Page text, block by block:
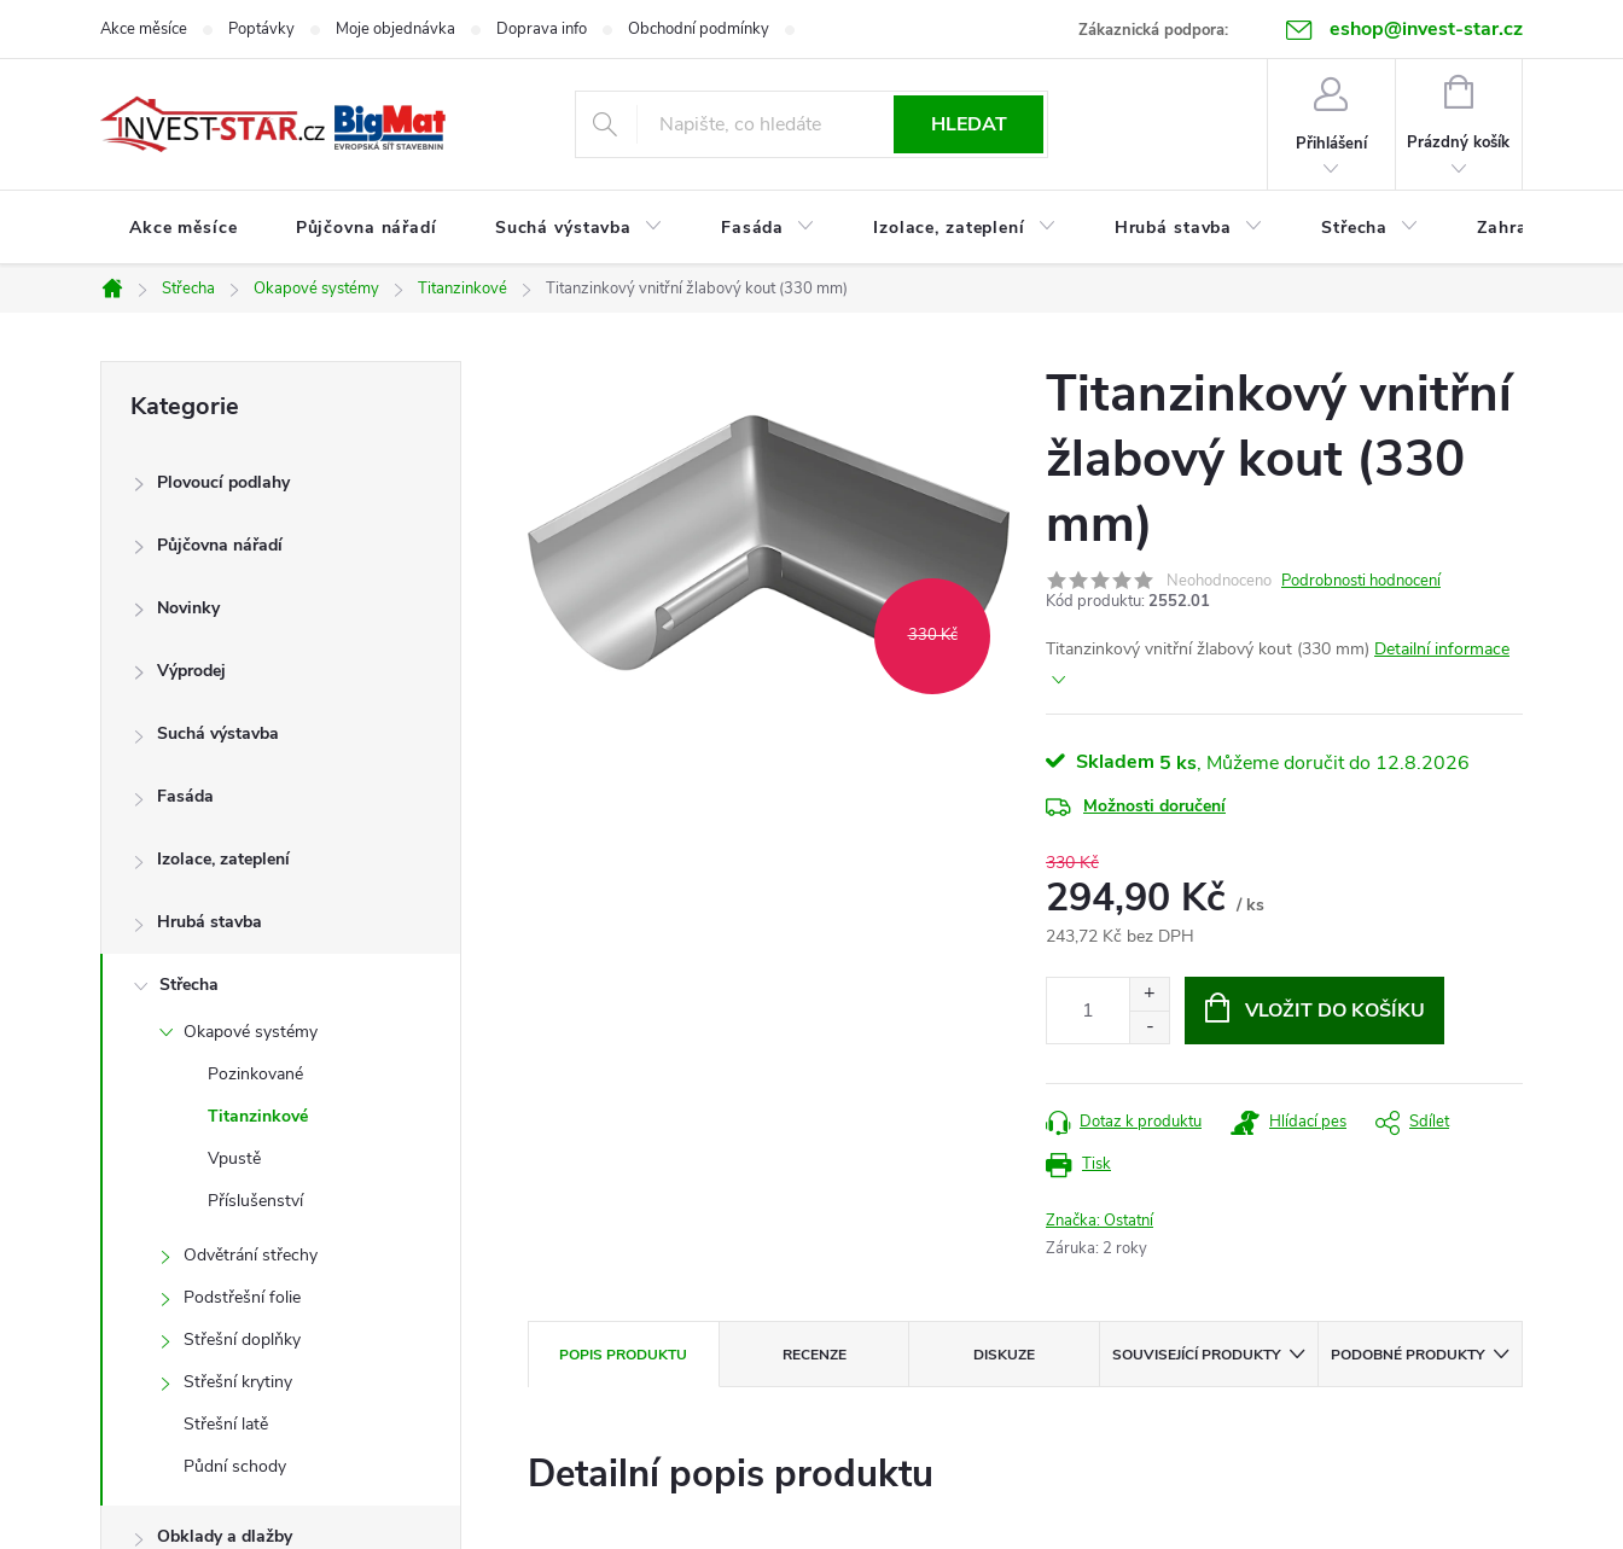
Zákaznická podpora: eshop@invest-star.cz
Akce měsíce Poptávky Moje objednávka Doprava info Obchodní podmínky Kontakt
HLEDAT
Přihlášení
NÁKUPNÍ
Prázdný košík
Akce měsíce Půjčovna nářadí Suchá výstavba Fasáda Izolace, zateplení Hrubá stavba Střecha Zahrada
Domů
Střecha Okapové systémy Titanzinkové Titanzinkový vnitřní žlabový kout (330 mm)
kategorie
Kategorie
Plovoucí podlahy
Půjčovna nářadí
Novinky
Výprodej
Suchá výstavba
Fasáda
Izolace, zateplení
Hrubá stavba
Střecha
Okapové systémy
Pozinkované
Titanzinkové
Vpustě
Příslušenství
Odvětrání střechy
Podstřešní folie
Střešní doplňky
Střešní krytiny
Střešní latě
Půdní schody
Obklady a dlažby
330 Kč
Titanzinkový vnitřní
žlabový kout (330
mm)
Neohodnoceno Podrobnosti hodnocení
Kód produktu: 2552.01
Titanzinkový vnitřní žlabový kout (330 mm) Detailní informace
Skladem 5 ks 12.8.2026
Možnosti doručení
330 Kč
294,90 Kč / ks
243,72 Kč bez DPH
VLOŽIT DO KOŠÍKU
Tisk
Dotaz k produktu Hlídací pes Sdílet
Značka:Ostatní
Záruka: 2 roky
POPIS PRODUKTU RECENZE DISKUZE SOUVISEJÍCÍ PRODUKTY PODOBNÉ PRODUKTY
Detailní popis produktu